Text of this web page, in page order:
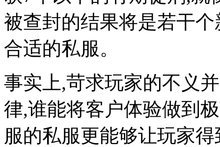
被查封的结果将是若干
合适的私服。
事实上,苛求玩家的不义
律,谁能将客户体验做到
服的私服更能够让玩家